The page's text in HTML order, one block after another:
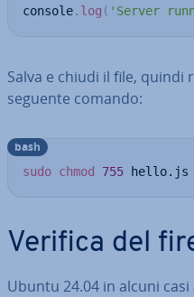
console. log ( 'Server
Salva e chiudi il file, quindi
seguente comando:
sudo chmod 755 hello.js
bash
Verifica del
Ubuntu 24.04 in alcuni casi